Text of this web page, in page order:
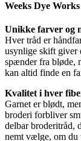
Weeks Dye
Unikke farver og
Hver tråd er
usynlige skift giver
spænder fra bløde,
kan altid finde en
Kvalitet i hver
Garnet er blødt,
broderi forbliver
delbar broderitråd,
nemt vælge, om du